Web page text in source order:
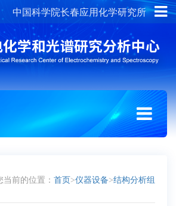
中国科学院长春应用化学研究所
组织架构
当前的位置： 首页>仪器设备>结构分析组